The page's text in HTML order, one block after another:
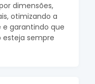
dimensões,
otimizando a
e garantindo que
sempre